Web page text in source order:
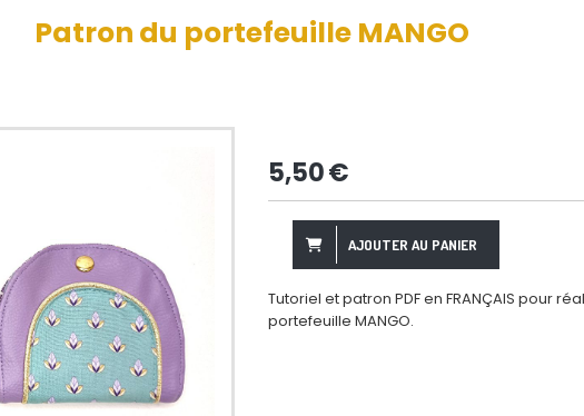
Patron du portefeuille MANGO
5,50€
AJOUTER AU PANIER
Tutoriel et patron PDF en FRANÇAIS pour
portefeuille MANGO.